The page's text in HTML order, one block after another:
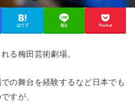
はてブ 送る Pocket
る梅田芸術劇場。
の舞台を経験するなど日本でも
すが、